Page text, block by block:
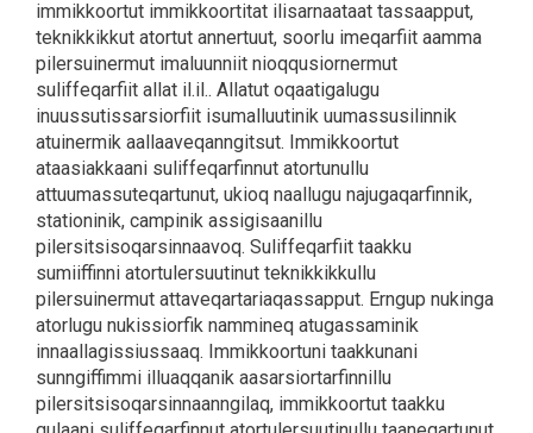
immikkoortut immikkoortitat ilisarnaataat tassaapput,
teknikkikkut atortut annertuut, soorlu imeqarfiit aamma
pilersuinermut imaluunniit nioqqusiornermut
suliffeqarfiit allat il.il.. Allatut oqaatigalugu
inuussutissarsiorfiit isumalluutinik uumassusilinnik
atuinermik aallaaveqanngitsut. Immikkoortut
ataasiakkaani suliffeqarfinnut atortunullu
attuumassuteqartunut, ukioq naallugu najugaqarfinnik,
stationinik, campinik assigisaanillu
pilersitsisoqarsinnaavoq. Suliffeqarfiit taakku
sumiiffinni atortulersuutinut teknikkikkullu
pilersuinermut attaveqartariaqassapput. Erngup nukinga
atorlugu nukissiorfik nammineq atugassaminik
innaallagissiussaaq. Immikkoortuni taakkunani
sunngiffimmi illuaqqanik aasarsiortarfinnillu
pilersitsisoqarsinnaanngilaq, immikkoortut taakku